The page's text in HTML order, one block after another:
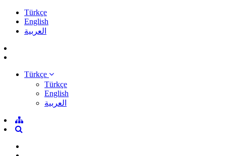
Türkçe
English
العربية
Türkçe
Türkçe
English
العربية